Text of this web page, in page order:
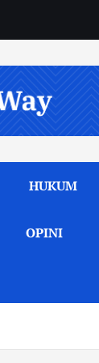
HUKUM
OPINI